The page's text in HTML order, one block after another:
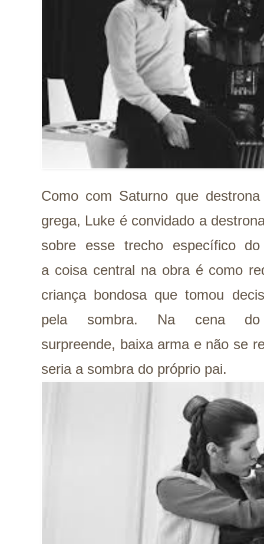
Como com Saturno que
grega, Luke é convidado a
sobre esse trecho específico
a coisa central na obra é como
criança bondosa que tomou
pela sombra. Na cena
surpreende, baixa arma e não se
seria a sombra do próprio pai.